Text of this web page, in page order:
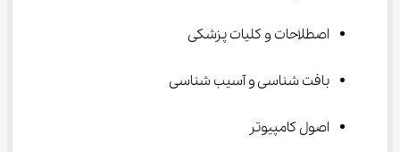
اصطلاحات و کلیات پزشکی
بافت شناسی و آسیب شناسی
اصول کامپیوتر